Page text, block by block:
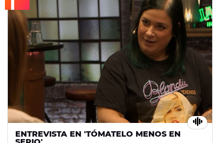
ENTREVISTA EN 'TÓMATELO MENOS EN